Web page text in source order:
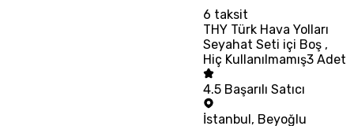
6 taksit
THY Türk Hava Yolları
Seyahat Seti içi Boş ,
Hiç Kullanılmamış3 Adet
4.5 Başarılı Satıcı
İstanbul, Beyoğlu